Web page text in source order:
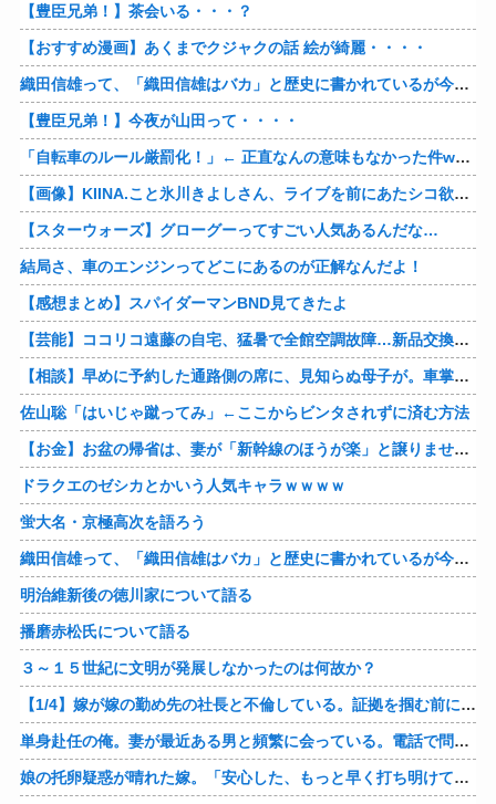
【豊臣兄弟！】茶会いる・・・？
【おすすめ漫画】あくまでクジャクの話 絵が綺麗・・・・
織田信雄って、「織田信雄はバカ」と歴史に書かれているが今まで家が残っているんでバカではないよな？
【豊臣兄弟！】今夜が山田って・・・・
「自転車のルール厳罰化！」← 正直なんの意味もなかった件www
【画像】KIINA.こと氷川きよしさん、ライブを前にあたシコ欲全開www
【スターウォーズ】グローグーってすごい人気あるんだな…
結局さ、車のエンジンってどこにあるのが正解なんだよ！
【感想まとめ】スパイダーマンBND見てきたよ
【芸能】ココリコ遠藤の自宅、猛暑で全館空調故障…新品交換費300万円…高額費用に「高すぎる」
【相談】早めに予約した通路側の席に、見知らぬ母子が。車掌の呼びかけにも「目を閉じて無視」して居座られました。無理やり奪われた席は、結局“やったもん勝ち”になってしまうのでしょうか？
佐山聡「はいじゃ蹴ってみ」←ここからビンタされずに済む方法
【お金】お盆の帰省は、妻が「新幹線のほうが楽」と譲りません。東京から大阪まで家族4人だと往復「10万円」近くかかるため、私は車で節約したいのですが、実際の費用はどれくらい違うのでしょうか？
ドラクエのゼシカとかいう人気キャラｗｗｗｗ
蛍大名・京極高次を語ろう
織田信雄って、「織田信雄はバカ」と歴史に書かれているが今まで家が残っているんでバカではないよな？
明治維新後の徳川家について語る
播磨赤松氏について語る
３～１５世紀に文明が発展しなかったのは何故か？
【1/4】嫁が嫁の勤め先の社長と不倫している。証拠を掴む前に嫁から離婚を切り出されたので、ハッタリかまして証拠を握っているフリしたら、向こうから示談話を振ってきたｗ
単身赴任の俺。妻が最近ある男と頻繁に会っている。電話で問い詰めた。「好きなのはアナタ、でも会えないのがツライ、寂しいから・・・」妻は、その男と不倫関係に発展した様だ…
娘の托卵疑惑が晴れた嫁。「安心した、もっと早く打ち明けて鑑定しておけばよかった」と。そして「今度こそ家族三人で幸せになりたい」と言い出した！！ごめんこうむるわｗｗ